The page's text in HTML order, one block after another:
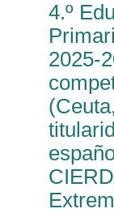
4.º
2025-